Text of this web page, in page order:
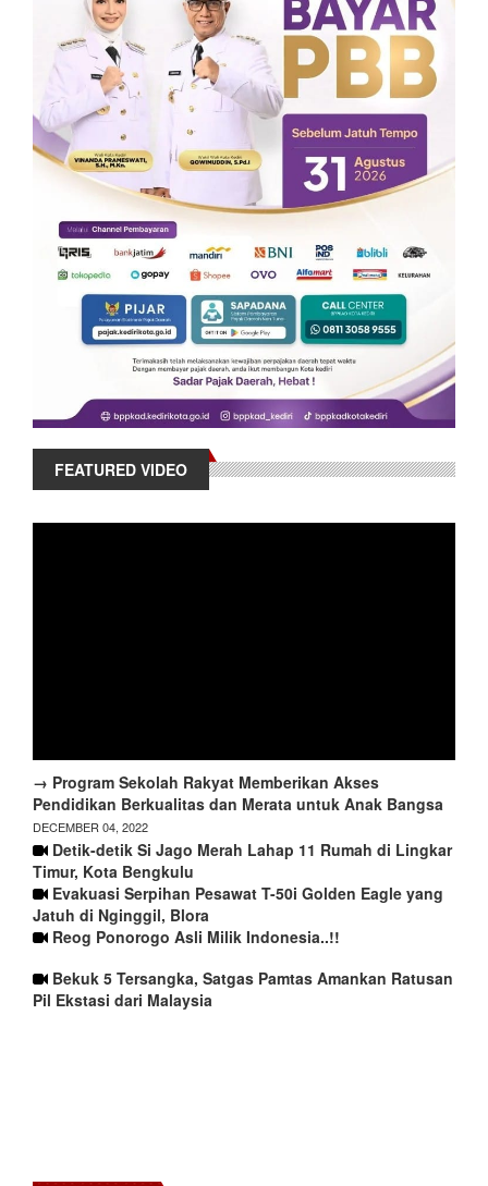
FEATURED VIDEO
→ Program Sekolah Rakyat Memberikan Akses
Pendidikan Berkualitas dan Merata untuk Anak Bangsa
DECEMBER 04, 2022
Detik-detik Si Jago Merah Lahap 11 Rumah di Lingkar
Timur, Kota Bengkulu
Evakuasi Serpihan Pesawat T-50i Golden Eagle yang
Jatuh di Nginggil, Blora
Reog Ponorogo Asli Milik Indonesia..!!
Bekuk 5 Tersangka, Satgas Pamtas Amankan Ratusan
Pil Ekstasi dari Malaysia